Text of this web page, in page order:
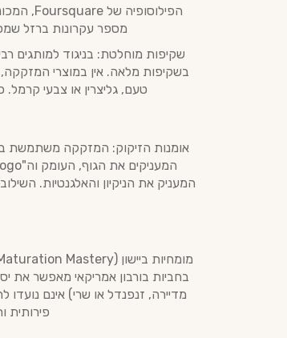
מספר עקרונות ברזל
טעם, גליצרין או צבעי קרמל.
המעניק את הניקיון והאלגנטיות.
בחביות בורבון אמריקאי מאפשר את
מדיירה, זנפנדל או שרי) אינם
פירותית